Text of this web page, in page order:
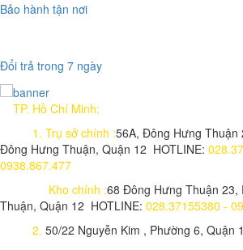
Bảo hành tận nơi
Đổi trả trong 7 ngày
TP. Hồ Chí Minh:
1. Trụ sở chính :56A, Đông Hưng Thuận
Đông Hưng Thuận, Quận 12 HOTLINE:
0938.867.477
Kho chính :68 Đông Hưng Thuận
Thuận, Quận 12 HOTLINE: 028.37155380 -
2. 50/22 Nguyễn Kim , Phường 6, Quận